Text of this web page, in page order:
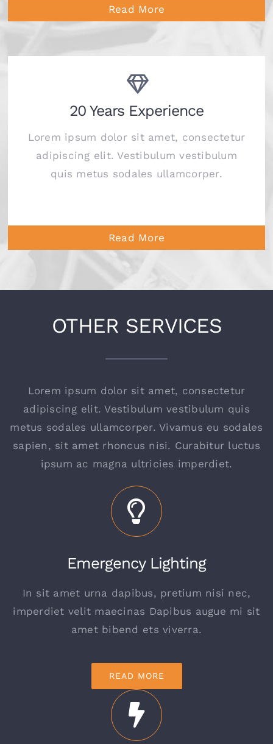
Read More
20 Years Experience
Lorem ipsum dolor sit amet, consectetur
adipiscing elit. Vestibulum vestibulum
quis metus sodales ullamcorper.
Read More
OTHER SERVICES
Lorem ipsum dolor sit amet, consectetur
adipiscing elit. Vestibulum vestibulum quis
metus sodales ullamcorper. Vivamus eu sodales
sapien, sit amet rhoncus nisi. Curabitur luctus
ipsum ac magna ultricies imperdiet.
Emergency Lighting
In sit amet urna dapibus, pretium nisi nec,
imperdiet velit maecinas Dapibus augue mi sit
amet bibend ets viverra.
READ MORE